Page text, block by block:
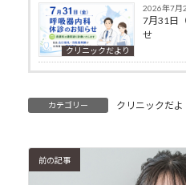
クリニックだより
2026年7月
7月31日
せ
カテゴリー クリニックだよ
前の記事